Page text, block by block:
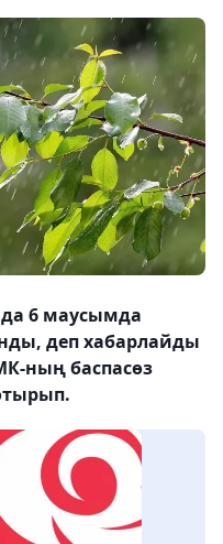
6 маусымда
деп хабарлайды
ның баспасөз